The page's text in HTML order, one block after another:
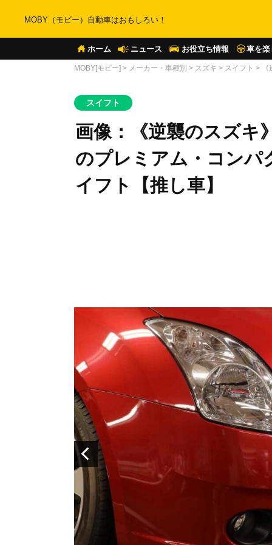
MOBY（モビー）自動車はおもしろい！
ホーム ニュース お役立ち情報 車を楽
MOBY[モビー] > メーカー・車種別 > スズキ > スイフト >
スイフト
画像：《逆襲のスズキ
のプレミアム・コン
イフト【推し車】